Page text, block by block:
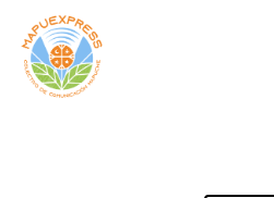
Skip
main